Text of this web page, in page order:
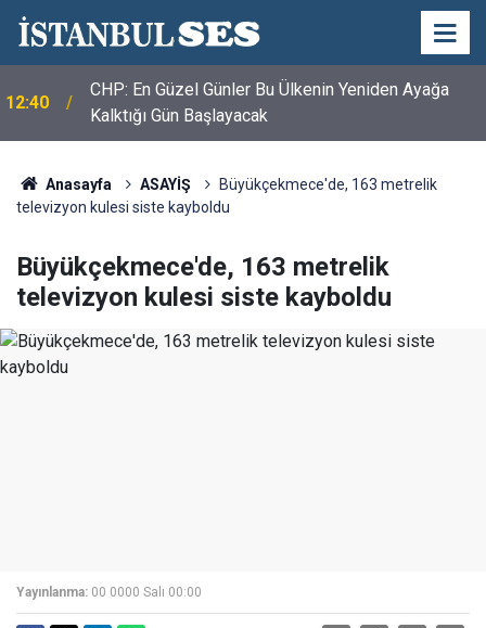
12:40
CHP: En Güzel Günler Bu Ülkenin Yeniden Ayağa
Kalktığı Gün Başlayacak
Anasayfa ASAYİŞ
Büyükçekmece'de, 163 metrelik
televizyon kulesi siste kayboldu
Büyükçekmece'de, 163 metrelik
televizyon kulesi siste kayboldu
Yayınlanma: 00 0000 Salı 00:00